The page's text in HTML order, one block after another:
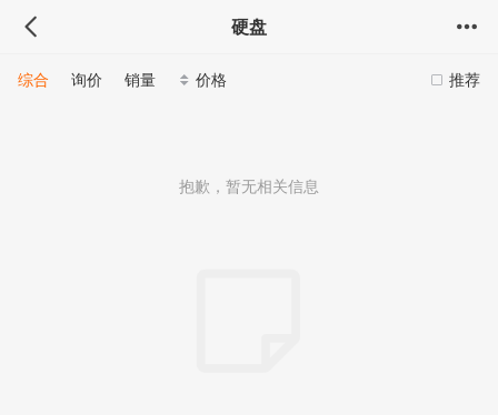
硬盘
推荐
综合 询价 销量 价格
抱歉，暂无相关信息